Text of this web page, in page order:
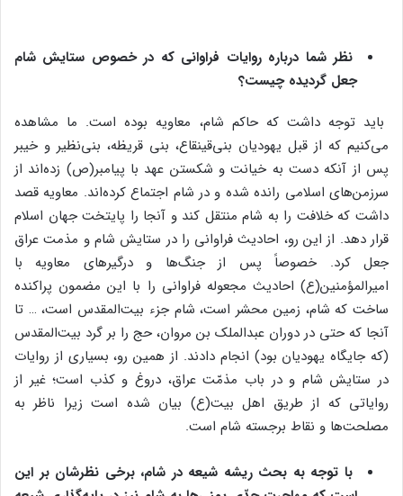
نظر شما درباره روایات فراوانی که در خصوص ستایش شام
جعل گردیده چیست؟
باید توجه داشت که حاکم شام، معاویه بوده است. ما مشاهده
می‌کنیم که از قبل یهودیان بنی‌قینقاع، بنی قریظه، بنی‌نظیر و خیبر
پس از آنکه دست به خیانت و شکستن عهد با پیامبر(ص) زده‌اند از
سرزمن‌های اسلامی رانده شده و در شام اجتماع کرده‌اند. معاویه قصد
داشت که خلافت را به شام منتقل کند و آنجا را پایتخت جهان اسلام
قرار دهد. از این رو، احادیث فراوانی را در ستایش شام و مذمت عراق
جعل کرد. خصوصاً پس از جنگ‌ها و درگیر‌های معاویه با
امیرالمؤمنین(ع) احادیث مجعوله فراوانی را با این مضمون پراکنده
ساخت که شام، زمین محشر است، شام جزء بیت‌المقدس است، … تا
آنجا که حتی در دوران عبدالملک بن مروان، حج را بر گرد بیت‌المقدس
(که جایگاه یهودیان بود) انجام دادند. از همین رو، بسیاری از روایات
در ستایش شام و در باب مذمّت عراق، دروغ و کذب است؛ غیر از
روایاتی که از طریق اهل بیت(ع) بیان شده است زیرا ناظر به
مصلحت‌ها و نقاط برجسته شام است.
با توجه به بحث ریشه شیعه در شام، برخی نظرشان بر این